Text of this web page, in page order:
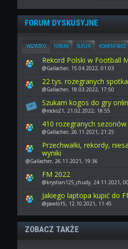
FORUM DYSKUSYJNE
WSZYSTKO FORUM SUFLER KOMENTARZE
Rekord Polski w Football
@Gallacher, 15.04.2022, 01:03
22 tys. rozegranych
@Gallacher, 18.03.2022, 17:50
Szukam kogos do gry
@rocko21, 21.02.2022, 18:55
410 rozegranych sezonów
@Gallacher, 26.11.2021, 21:25
Przechwałki, rekordy,
wyniki
@Gallacher, 26.11.2021, 19:36
FM 2022
@krystian125_chudy, 24.11.2021,
Jakiego laptopa kupić do
@pawlo15, 12.10.2021, 11:45
ZOBACZ TAKŻE